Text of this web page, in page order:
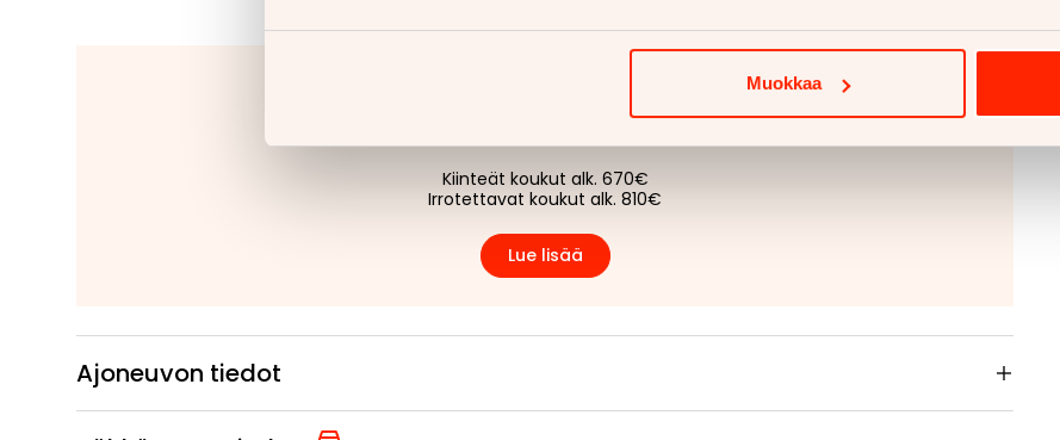
Muokkaa
Kiinteät koukut alk. 670€
Irrotettavat koukut alk. 810€
Lue lisää
Ajoneuvon tiedot